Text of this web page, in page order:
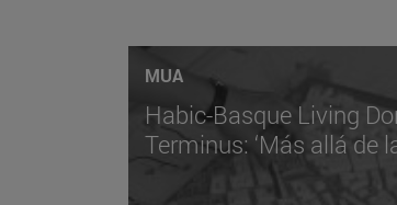
MUA
Habic-Basque Living
Terminus: ‘Más allá de